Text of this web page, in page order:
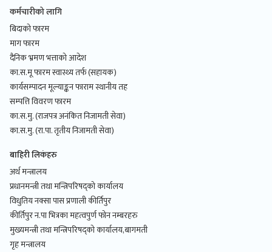
कर्मचारीको लागि
बिदाको फारम
माग फारम
दैनिक भ्रमण भत्ताको आदेश
का.स.मू फारम स्वास्थ्य तर्फ (सहायक)
कार्यसम्पादन मूल्याङ्कन फाराम स्थानीय तह
सम्पत्ति विवरण फारम
का.स.मु. (राजपत्र अनंकित निजामती सेवा)
का.स.मु. (रा.पा. तृतीय निजामती सेवा)
बाहिरी लिकंहरु
अर्थ मन्त्रालय
प्रधानमन्त्री तथा मन्त्रिपरिषद्को कार्यालय
विधुतिय नक्सा पास प्रणाली कीर्तिपुर
कीर्तिपुर न.पा भित्रका महत्वपुर्ण फोन नम्बरहरु
मुख्यमन्त्री तथा मन्त्रिपरिषद्को कार्यालय,बागमती
गृह मन्त्रालय